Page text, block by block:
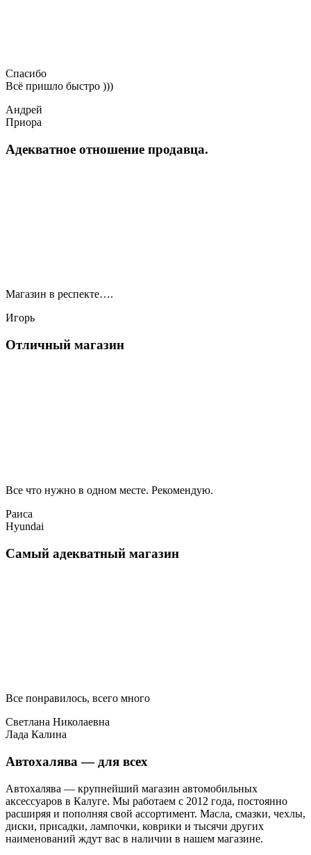
Спасибо
Всё пришло быстро )))
Андрей
Приора
Адекватное отношение продавца.
Магазин в респекте….
Игорь
Отличный магазин
Все что нужно в одном месте. Рекомендую.
Раиса
Hyundai
Самый адекватный магазин
Все понравилось, всего много
Светлана Николаевна
Лада Калина
Автохалява — для всех
Автохалява — крупнейший магазин автомобильных
аксессуаров в Калуге. Мы работаем с 2012 года, постоянно
расширяя и пополняя свой ассортимент. Масла, смазки, чехлы,
диски, присадки, лампочки, коврики и тысячи других
наименований ждут вас в наличии в нашем магазине.